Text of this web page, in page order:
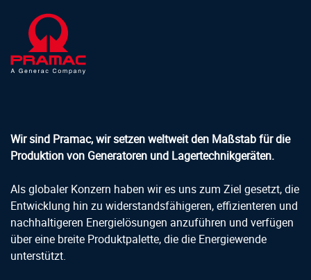
Wir sind Pramac, wir setzen weltweit den Maßstab für die
Produktion von Generatoren und Lagertechnikgeräten.
Als globaler Konzern haben wir es uns zum Ziel gesetzt, die
Entwicklung hin zu widerstandsfähigeren, effizienteren und
nachhaltigeren Energielösungen anzuführen und verfügen
über eine breite Produktpalette, die die Energiewende
unterstützt.